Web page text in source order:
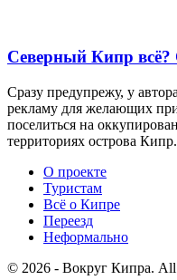
Северный Кипр всё?
Сразу предупрежу, у
рекламу для желающих
поселиться на
территориях острова
О проекте
Туристам
Всё о Кипре
Переезд
Неформально
© 2026 - Вокруг Кипра. All